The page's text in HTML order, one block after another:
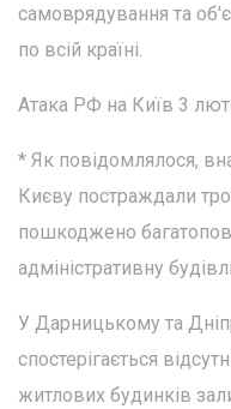
самоврядування та
по всій країні.
Атака РФ на Київ 3
* Як повідомлялося,
Києву постраждали
пошкоджено
адміністративну
У Дарницькому та
спостерігається
житлових будинків